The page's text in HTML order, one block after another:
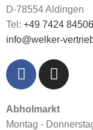
D-78554 Aldingen
Tel: +49 7424 84506
info@welker-
Abholmarkt
Montag -